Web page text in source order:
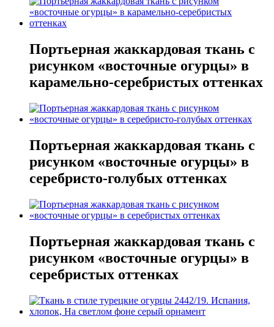
Портьерная жаккардовая ткань с
рисунком «восточные огурцы» в
карамельно-серебристых оттенках
Портьерная жаккардовая ткань с
рисунком «восточные огурцы» в
серебристо-голубых оттенках
Портьерная жаккардовая ткань с
рисунком «восточные огурцы» в
серебристых оттенках